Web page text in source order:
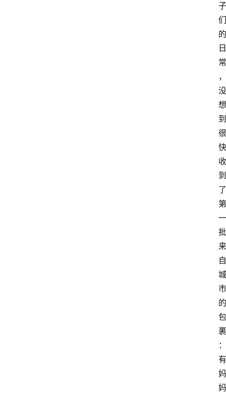
子
们
的
日
常
，
没
想
到
很
快
收
到
了
第
一
批
来
自
城
市
的
包
裹
：
有
妈
妈